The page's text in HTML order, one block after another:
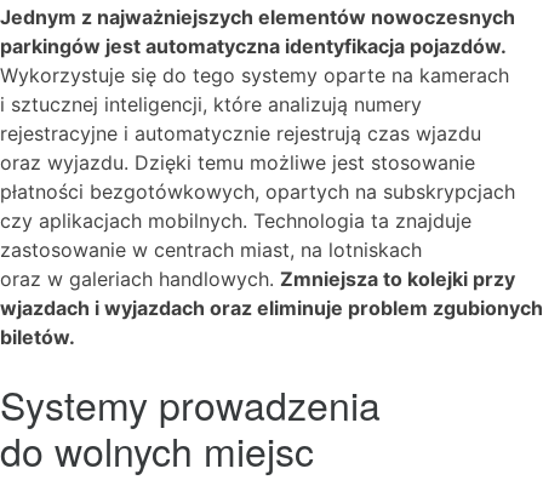
Jednym z najważniejszych elementów nowoczesnych
parkingów jest automatyczna identyfikacja pojazdów.
Wykorzystuje się do tego systemy oparte na kamerach
i sztucznej inteligencji, które analizują numery
rejestracyjne i automatycznie rejestrują czas wjazdu
oraz wyjazdu. Dzięki temu możliwe jest stosowanie
płatności bezgotówkowych, opartych na subskrypcjach
czy aplikacjach mobilnych. Technologia ta znajduje
zastosowanie w centrach miast, na lotniskach
oraz w galeriach handlowych. Zmniejsza to kolejki przy
wjazdach i wyjazdach oraz eliminuje problem zgubionych
biletów.
Systemy prowadzenia
do wolnych miejsc